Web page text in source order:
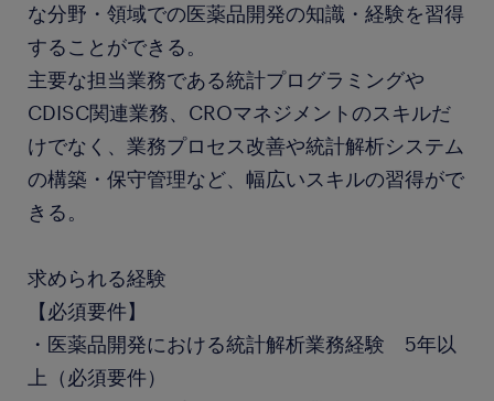
な分野・領域での医薬品開発の知識・経験を習得
することができる。
主要な担当業務である統計プログラミングや
CDISC関連業務、CROマネジメントのスキルだ
けでなく、業務プロセス改善や統計解析システム
の構築・保守管理など、幅広いスキルの習得がで
きる。
求められる経験
【必須要件】
・医薬品開発における統計解析業務経験 5年以
上（必須要件）